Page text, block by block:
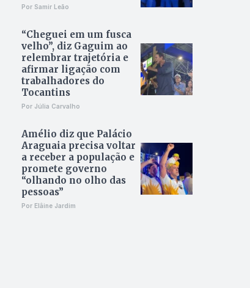
Por Samir Leão
“Cheguei em um fusca
velho”, diz Gaguim ao
relembrar trajetória e
afirmar ligação com
trabalhadores do
Tocantins
Por Júlia Carvalho
Amélio diz que Palácio
Araguaia precisa voltar
a receber a população e
promete governo
“olhando no olho das
pessoas”
Por Elâine Jardim